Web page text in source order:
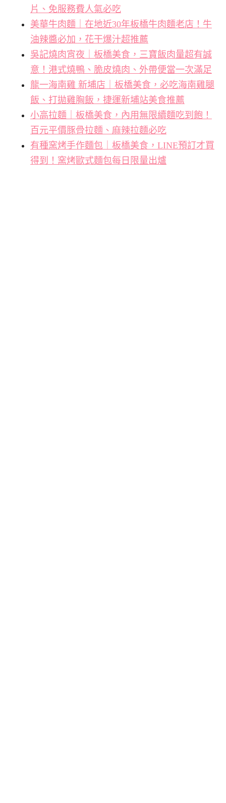
片、免服務費人氣必吃
美華牛肉麵｜在地近30年板橋牛肉麵老店！牛
油辣醬必加，花干爆汁超推薦
吳記燒肉宵夜｜板橋美食，三寶飯肉量超有誠
意！港式燒鴨、脆皮燒肉、外帶便當一次滿足
龍一海南雞 新埔店｜板橋美食，必吃海南雞腿
飯、打拋雞胸飯，捷運新埔站美食推薦
小高拉麵｜板橋美食，內用無限續麵吃到飽！
百元平價豚骨拉麵、麻辣拉麵必吃
有種窯烤手作麵包｜板橋美食，LINE預訂才買
得到！窯烤歐式麵包每日限量出爐